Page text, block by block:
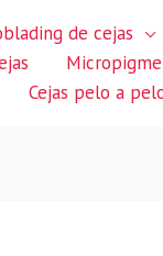
de cejas
Cejas pelo a